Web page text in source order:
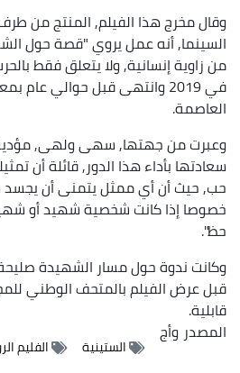
وقال مخرج هذا الفيلم, المنتج من طرف
السينما, أنه عمل يروي "قصة حول
من زاوية إنسانية, ولا يتعلق فقط
في 2019 وانتهى قبل حوالي عام
العاصمة.
وعبرت من جهتها, سهى ولهى, مؤدية
سعادتها بأداء هذا الدور, قائلة أن
حب, حيث أن أي ممثل يتمنى أن يجسد
خصوصا إذا كانت شخصية شهيد أو
حظ".
وكانت ندوة حول مسار الشهيدة صليحة
قبل عرض الفيلم بالمتحف الوطني
قابلية.
المصدروأج
الستينية الفليم